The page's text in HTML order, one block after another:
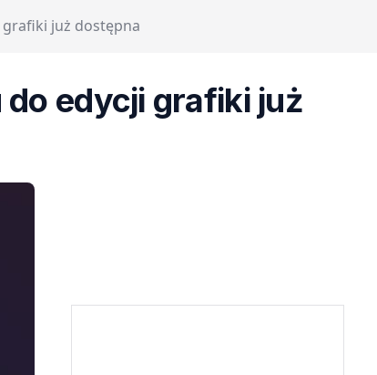
już dostępna
edycji grafiki już